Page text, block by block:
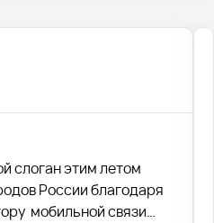
слоган этим летом
России благодаря
мобильной связи